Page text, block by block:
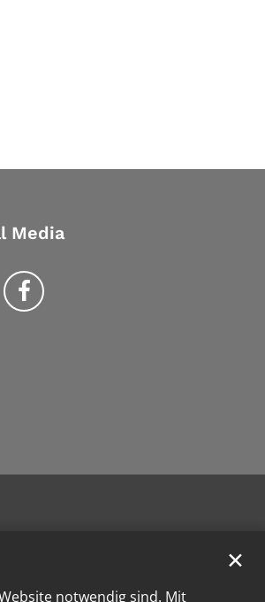
notwendig sind. Mit
✕
Media
Trier auf Instragram
Bistum Trier auf Facebook